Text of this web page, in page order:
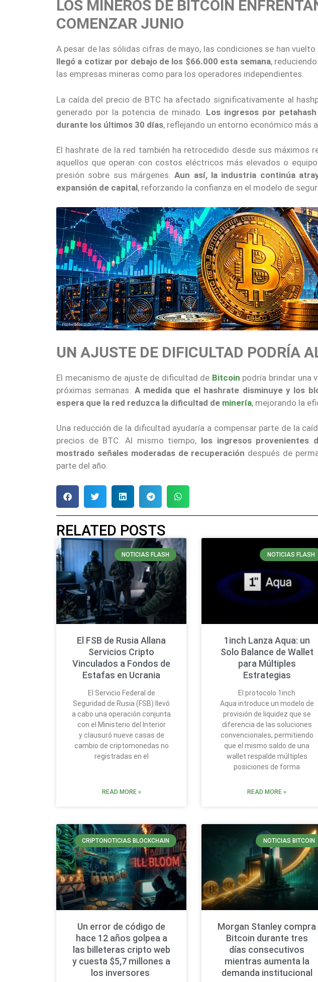
LOS MINEROS DE BITCOIN
COMENZAR JUNIO
A pesar de las sólidas cifras de mayo, las condiciones se han
llegó a cotizar por debajo de los $66.000 esta semana,
las empresas mineras como para los operadores independientes.
La caída del precio de BTC ha afectado significativamente al
generado por la potencia de minado. Los ingresos por
durante los últimos 30 días, reflejando un entorno económico más
El hashrate de la red también ha retrocedido desde sus máximos
aquellos que operan con costos eléctricos más elevados o
presión sobre sus márgenes.Aun así, la industria continúa
expansión de capital, reforzando la confianza en el modelo de
UN AJUSTE DE DIFICULTAD PODRÍA
El mecanismo de ajuste de dificultad de Bitcoin podría brindar una
próximas semanas. A medida que el hashrate disminuye y los
espera que la red reduzca la dificultad de minería, mejorando la
Una reducción de la dificultad ayudaría a compensar parte de la
precios de BTC. Al mismo tiempo, los ingresos provenientes
mostrado señales moderadas de recuperación después de
parte del año.
RELATED POSTS
NOTICIAS FLASH
El FSB de Rusia Allana
Servicios Cripto
Vinculados a Fondos de
Estafas en Ucrania
El Servicio Federal de
Seguridad de Rusia (FSB) llevó
a cabo una operación conjunta
con el Ministerio del Interior
y clausuró nueve casas de
cambio de criptomonedas no
registradas en el
READ MORE »
NOTICIAS FLASH
1inch Lanza Aqua: un
Solo Balance de Wallet
para Múltiples
Estrategias
El protocolo 1inch
Aqua introduce un modelo de
provisión de liquidez que se
diferencia de las soluciones
convencionales, permitiendo
que el mismo saldo de una
wallet respalde múltiples
posiciones de forma
READ MORE »
CRIPTONOTICIAS BLOCKCHAIN
Un error de código de
hace 12 años golpea a
las billeteras cripto web
y cuesta $5,7 millones a
los inversores
NOTICIAS BITCOIN
Morgan Stanley compra
Bitcoin durante tres
días consecutivos
mientras aumenta la
demanda institucional